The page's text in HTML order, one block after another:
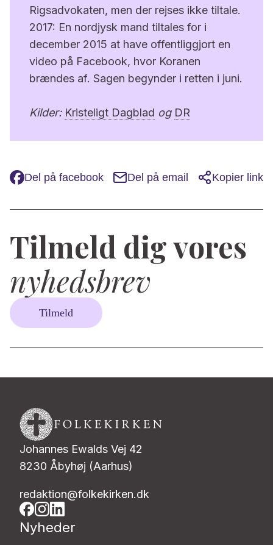
Rigsadvokaten, men der rejses ikke tiltale.
2017: En nordjysk mand tiltales for i
december 2015 at have offentliggjort en
video på Facebook, hvor Koranen
brændes af. Sagen begynder i retten i juni.
Kilder: Kristeligt Dagblad og DR
Del på facebook Del på email Kopier link
Tilmeld dig vores
nyhedsbrev
Tilmeld
Johannes Ewalds Vej 42
8230 Åbyhøj (Aarhus)
redaktion@folkekirken.dk
Nyheder